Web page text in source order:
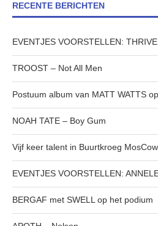
RECENTE BERICHTEN
EVENTJES VOORSTELLEN:
TROOST – Not All Men
Postuum album van MATT WATTS
NOAH TATE – Boy Gum
Vijf keer talent in Buurtkroeg MosCow
EVENTJES VOORSTELLEN:
BERGAF met SWELL op het podium